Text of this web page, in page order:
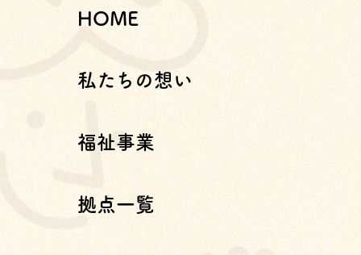
HOME
私たちの想い
福祉事業
拠点一覧